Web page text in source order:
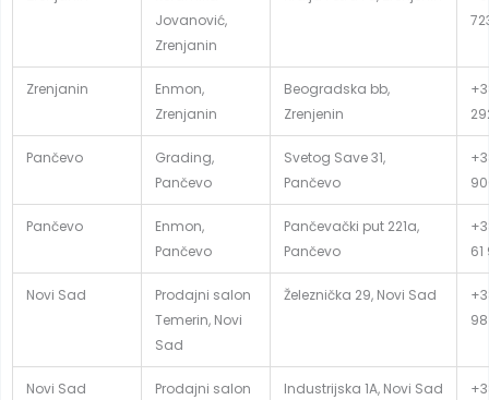
Jovanović,
Zrenjanin
Zrenjanin
Enmon,
Zrenjanin
Beogradska bb,
Zrenjenin
Pančevo
Grading,
Pančevo
Svetog Save 31,
Pančevo
Pančevo
Enmon,
Pančevo
Pančevački put 221a,
Pančevo
Novi Sad
Prodajni salon
Temerin, Novi
Sad
Železnička 29, Novi Sad
Novi Sad
Prodajni salon
Industrijska 1A, Novi Sad